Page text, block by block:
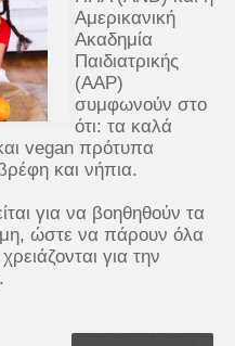
Αμερικανική
Ακαδημία
Παιδιατρικής
(ΑΑΡ)
συμφωνούν στο
ότι: τα καλά
vegan πρότυπα
και νήπια.
για να βοηθηθούν τα
ώστε να πάρουν όλα
για την